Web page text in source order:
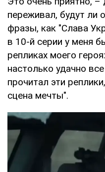
переживал, будут ли
фразы, как "Слава
в 10-й серии у меня
репликах моего
настолько удачно
прочитал эти
сцена мечты".